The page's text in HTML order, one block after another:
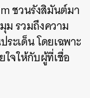
ชวนรังสิมันต์มา
ม รวมถึงความ
ะเด็น โดยเฉพาะ
ใจให้กับผู้ที่เชื่อ